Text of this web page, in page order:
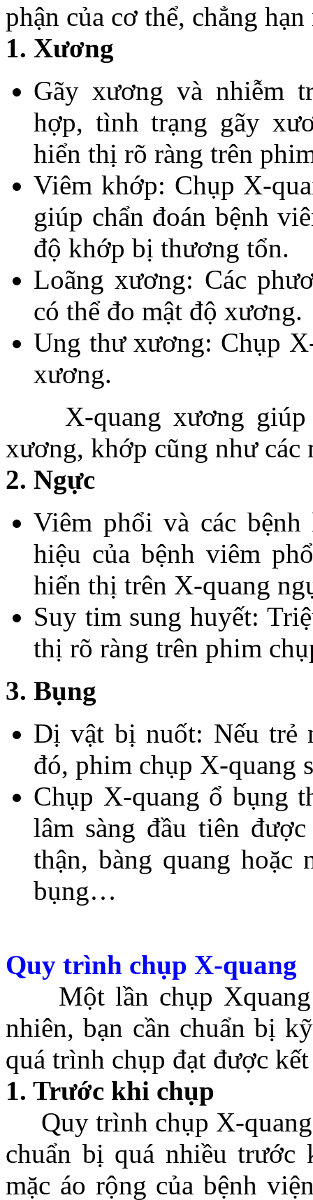
phận của cơ thể, chẳng
1. Xương
Gãy xương và nhiễm
hợp, tình trạng gãy
hiển thị rõ ràng trên
Viêm khớp: Chụp X-
giúp chẩn đoán bệnh
độ khớp bị thương tổn.
Loãng xương: Các
có thể đo mật độ xương.
Ung thư xương: Chụp
xương.
X-quang xương giúp
xương, khớp cũng như
2. Ngực
Viêm phổi và các
hiệu của bệnh viêm
hiển thị trên X-quang
Suy tim sung huyết:
thị rõ ràng trên phim
3. Bụng
Dị vật bị nuốt: Nếu trẻ
đó, phim chụp X-quang
Chụp X-quang ổ bụng
lâm sàng đầu tiên
thận, bàng quang
bụng…
Quy trình chụp X-quang
Một lần chụp Xquang
nhiên, bạn cần chuẩn bị
quá trình chụp đạt được
1. Trước khi chụp
Quy trình chụp X-quang
chuẩn bị quá nhiều trước
mặc áo rộng của bệnh